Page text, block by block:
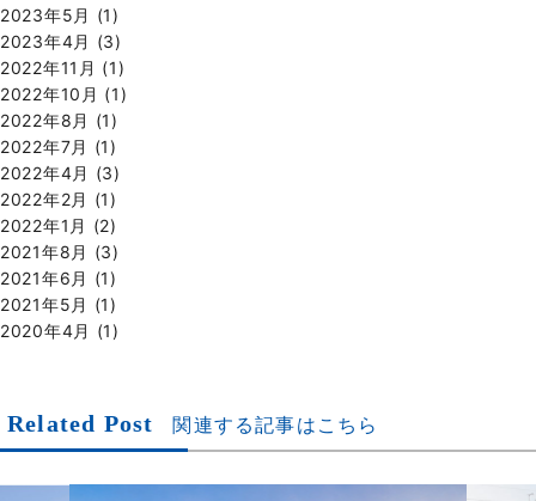
2023年5月 (1)
2023年4月 (3)
2022年11月 (1)
2022年10月 (1)
2022年8月 (1)
2022年7月 (1)
2022年4月 (3)
2022年2月 (1)
2022年1月 (2)
2021年8月 (3)
2021年6月 (1)
2021年5月 (1)
2020年4月 (1)
Related Post 関連する記事はこちら